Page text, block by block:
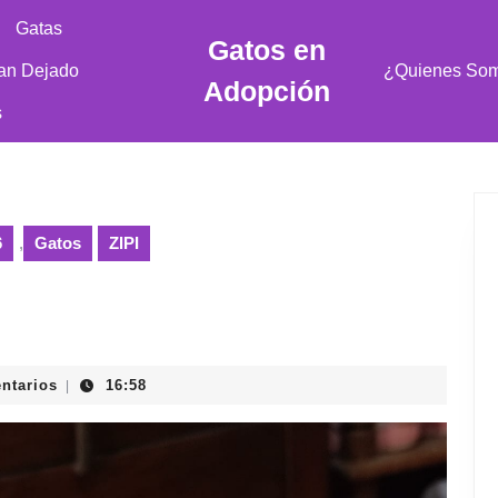
Gatas
Dejado
Gatos en
Adopción
¿Quienes
, Gatos ZIPI
16:58